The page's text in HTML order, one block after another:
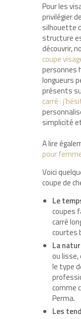
Pour les
privilégier
silhouette
structure
découvrir,
coupe
longueurs
présents
carré :
simplicité
A lire
pour
Voici
coupe de
Le
coupes
carré
courtes
La
ou lisse,
le type
comme
Perma.
Les